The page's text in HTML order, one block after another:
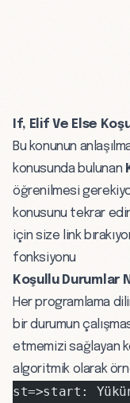
If, Elif Ve Else
Bu konunun
konusunda bulunan
öğrenilmesi
konusunu tekrar
için size link
fonksiyonu
Koşullu Durumlar
Her programlama
bir durumun
etmemizi sağlayan
algoritmik olarak
st=>start: